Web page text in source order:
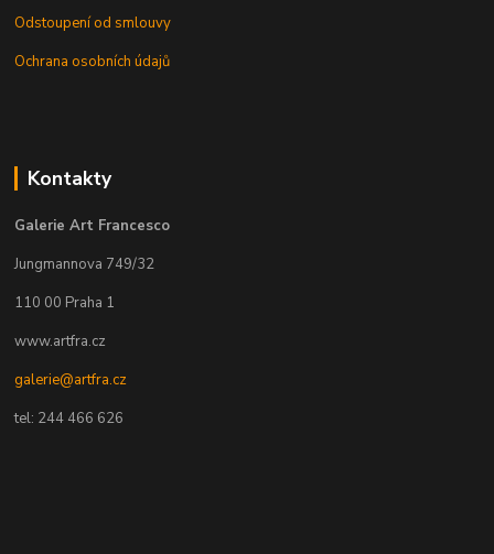
Odstoupení od smlouvy
Ochrana osobních údajů
Kontakty
Galerie Art Francesco
Jungmannova 749/32
110 00 Praha 1
www.artfra.cz
galerie@artfra.cz
tel: 244 466 626